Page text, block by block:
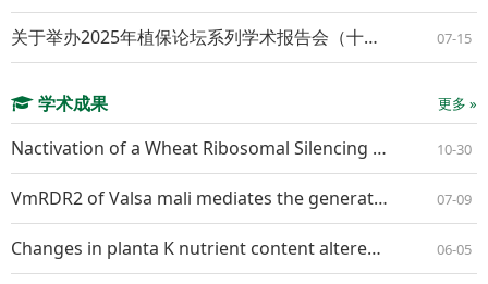
关于举办2025年植保论坛系列学术报告会（十六）的通知 07-15
学术成果 更多 »
Nactivation of a Wheat Ribosomal Silencing Factor Gene TaRsfS Confers Resistance to Both Powdery Mildew and Stripe Rust 10-30
VmRDR2 of Valsa mali mediates the generation of VmR2-siR1 that suppresses apple resistance by RNA interference 07-09
Changes in planta K nutrient content altered the interaction pattern between Nicotiana benthamiana and Alternaria longipes 06-05